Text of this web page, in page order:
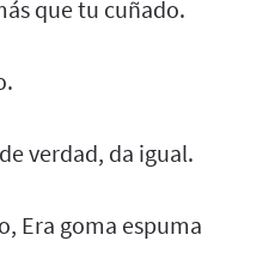
que tu cuñado.
verdad, da igual.
Era goma espuma